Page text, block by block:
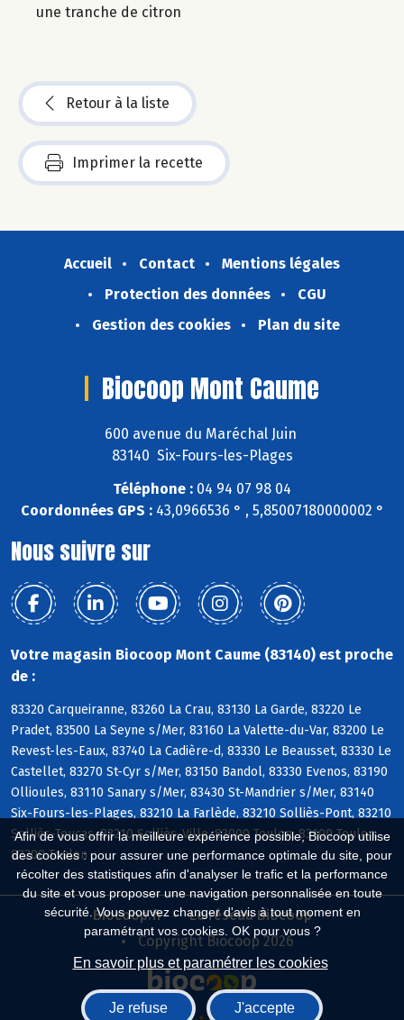
Afin de vous offrir la meilleure expérience possible, Biocoop utilise
des cookies : pour assurer une performance optimale du site, pour
récolter des statistiques afin d'analyser le trafic et la performance
du site et vous proposer une navigation personnalisée en toute
sécurité. Vous pouvez changer d'avis à tout moment en
paramétrant vos cookies. OK pour vous ?
En savoir plus et paramétrer les cookies
Je refuse J'accepte
une tranche de citron
Retour à la liste
Imprimer la recette
Accueil Contact
Mentions légales
Protection des données
CGU
Gestion des cookies
Plan du site
Biocoop Mont Caume
600 avenue du Maréchal Juin
83140 Six-Fours-les-Plages
Téléphone : 04 94 07 98 04
Coordonnées GPS :43,0966536 ° , 5,85007180000002 °
Nous suivre sur
Votre magasin Biocoop Mont Caume (83140) est proche
de :
83320 Carqueiranne, 83260 La Crau, 83130 La Garde, 83220 Le
Pradet, 83500 La Seyne s/Mer, 83160 La Valette-du-Var, 83200 Le
Revest-les-Eaux, 83740 La Cadière-d, 83330 Le Beausset, 83330 Le
Castellet, 83270 St-Cyr s/Mer, 83150 Bandol, 83330 Evenos, 83190
Ollioules, 83110 Sanary s/Mer, 83430 St-Mandrier s/Mer, 83140
Six-Fours-les-Plages, 83210 La Farlède, 83210 Solliès-Pont, 83210
Solliès-Toucas, 83210 Solliès-Ville, 83000 Toulon, 83100 Toulon,
83200 Toulon
Biocoop.fr
Le réseau Biocoop
Copyright Biocoop 2026